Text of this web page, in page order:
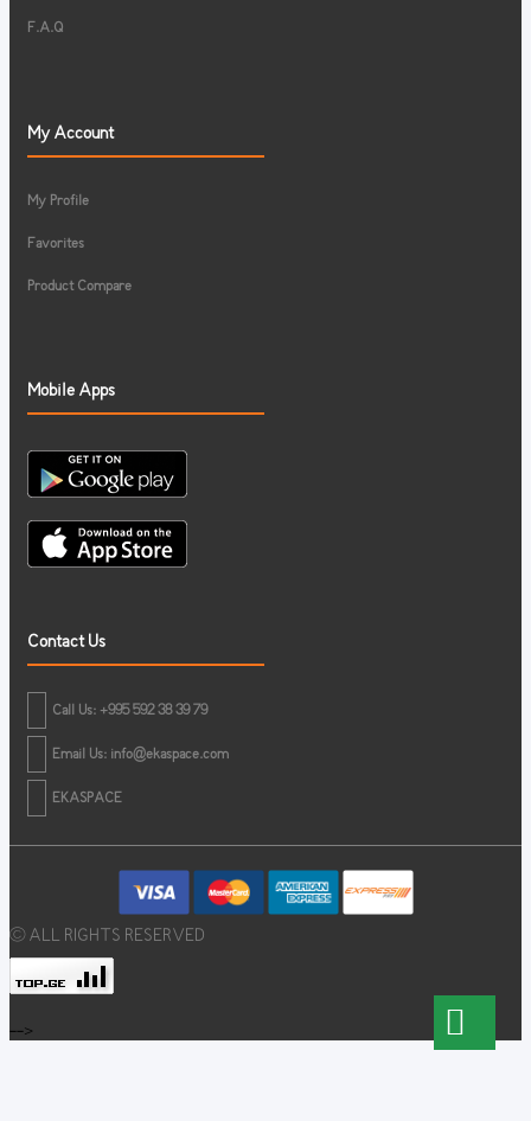
F.A.Q
My Account
My Profile
Favorites
Product Compare
Mobile Apps
Contact Us
Call Us: +995 592 38 39 79
Email Us: info@ekaspace.com
EKASPACE
© ALL RIGHTS RESERVED
-->